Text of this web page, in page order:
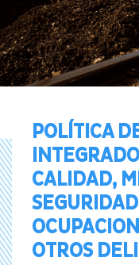
POLÍTICA
CALIDAD,
OTROS